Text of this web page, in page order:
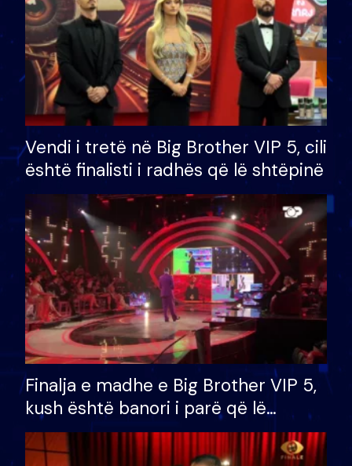
Vendi i tretë në Big Brother VIP 5, cili
është finalisti i radhës që lë shtëpinë
Finalja e madhe e Big Brother VIP 5,
kush është banori i parë që lë
shtëpinë dhe humb mundësinë për
të fituar çmimin e madh